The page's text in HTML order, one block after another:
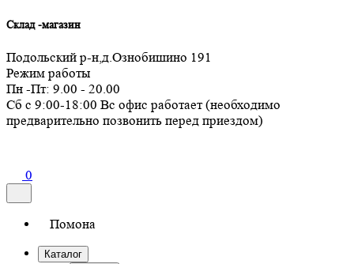
Склад -магазин
Подольский р-н,д.Ознобишино 191
Режим работы
Пн -Пт: 9.00 - 20.00
Сб с 9:00-18:00 Вс офис работает (необходимо
предварительно позвонить перед приездом)
0
Помона
Каталог